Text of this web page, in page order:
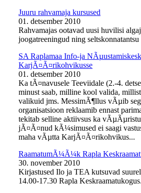
Juuru rahvamaja kursused
01. detsember 2010
Rahvamajas ootavad uusi huvilisi
joogatreeningud ning seltskonnatantsu
SA Raplamaa Info-ja
KarjÃ¤Ã¤rikohvikusse
01. detsember 2010
Ka tÃ¤navusele Teeviidale (2.-4.
minust saab, milline kool valida,
valikuid jms. MessimÃ¶llus vÃµib
organisatsioon reklaamib ennast
tekitab selline aktiivsus ka
jÃ¤Ã¤nud kÃ¼simused ei saagi
maha vÃµtta KarjÃ¤Ã¤rikohvikus...
RaamatumÃ¼Ã¼k Rapla
30. november 2010
Kirjastused Ilo ja TEA kutsuvad
14.00-17.30 Rapla